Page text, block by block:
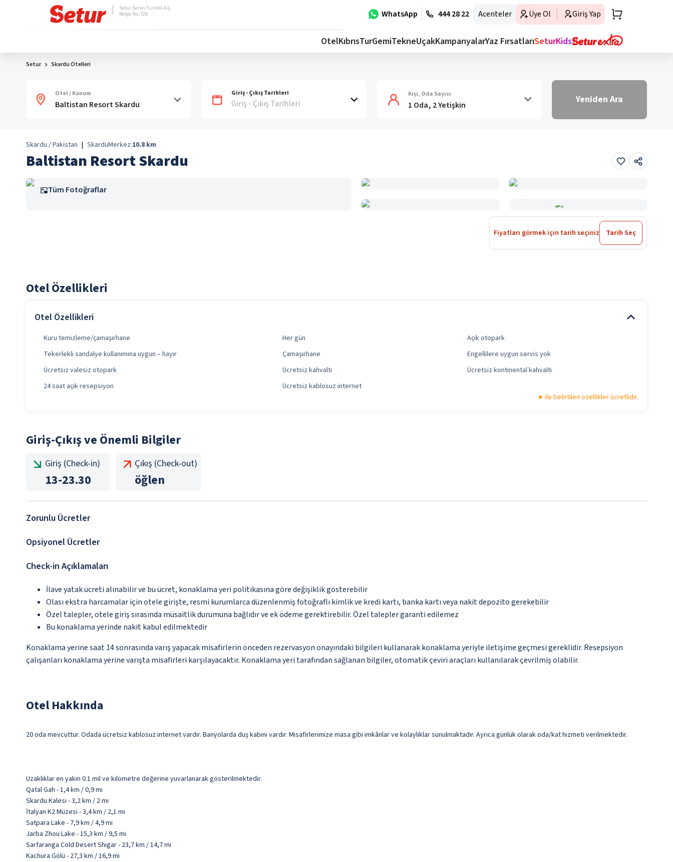
WhatsApp 444 28 22 Acenteler Üye Ol Giriş Yap
Setur Servis Turistik A.Ş.
Belge No: 728
OtelKıbrısTurGemiTekneUçakKampanyalarYaz FırsatlarıSeturKids
Setur Skardu Otelleri
Otel / Konum Giriş - Çıkış Tarihleri
Giriş - Çıkış Tarihleri
Kişi, Oda Sayısı
1 Oda, 2 Yetişkin Yeniden Ara
Skardu / Pakistan | SkarduMerkez:10.8 km
Baltistan Resort Skardu
Tüm Fotoğraflar
Fiyatları görmek için tarih seçiniz Tarih Seç
Otel Özellikleri
Otel Özellikleri
Kuru temizleme/çamaşırhane Her gün
Açık otopark
Tekerlekli sandalye kullanımına uygun – hayır
Çamaşırhane
Engellilere uygun servis yok
Ücretsiz valesiz otopark
Ücretsiz kahvaltı
Ücretsiz kontinental kahvaltı
24 saat açık resepsiyon
Ücretsiz kablosuz internet
ile belirtilen özellikler ücretlidir.
Giriş-Çıkış ve Önemli Bilgiler
Giriş (Check-in)
13-23.30
Çıkış (Check-out)
öğlen
Zorunlu Ücretler
Opsiyonel Ücretler
Check-in Açıklamaları
İlave yatak ücreti alınabilir ve bu ücret, konaklama yeri politikasına göre değişiklik gösterebilir
Olası ekstra harcamalar için otele girişte, resmi kurumlarca düzenlenmiş fotoğraflı kimlik ve kredi kartı, banka kartı veya nakit depozito gerekebilir
Özel talepler, otele giriş sırasında müsaitlik durumuna bağlıdır ve ek ödeme gerektirebilir. Özel talepler garanti edilemez
Bu konaklama yerinde nakit kabul edilmektedir
Konaklama yerine saat 14 sonrasında varış yapacak misafirlerin önceden rezervasyon onayındaki bilgileri kullanarak konaklama yeriyle iletişime geçmesi gereklidir. Resepsiyon
çalışanları konaklama yerine varışta misafirleri karşılayacaktır. Konaklama yeri tarafından sağlanan bilgiler, otomatik çeviri araçları kullanılarak çevrilmiş olabilir.
Otel Hakkında
20 oda mevcuttur. Odada ücretsiz kablosuz internet vardır. Banyolarda duş kabini vardır. Misafirlerimize masa gibi imkânlar ve kolaylıklar sunulmaktadır. Ayrıca günlük olarak oda/kat hizmeti verilmektedir.
Uzaklıklar en yakın 0.1 mil ve kilometre değerine yuvarlanarak gösterilmektedir.
Qatal Gah - 1,4 km / 0,9 mi
Skardu Kalesi - 3,2 km / 2 mi
İtalyan K2 Müzesi - 3,4 km / 2,1 mi
Satpara Lake - 7,9 km / 4,9 mi
Jarba Zhou Lake - 15,3 km / 9,5 mi
Sarfaranga Cold Desert Shigar - 23,7 km / 14,7 mi
Kachura Gölü - 27,3 km / 16,9 mi